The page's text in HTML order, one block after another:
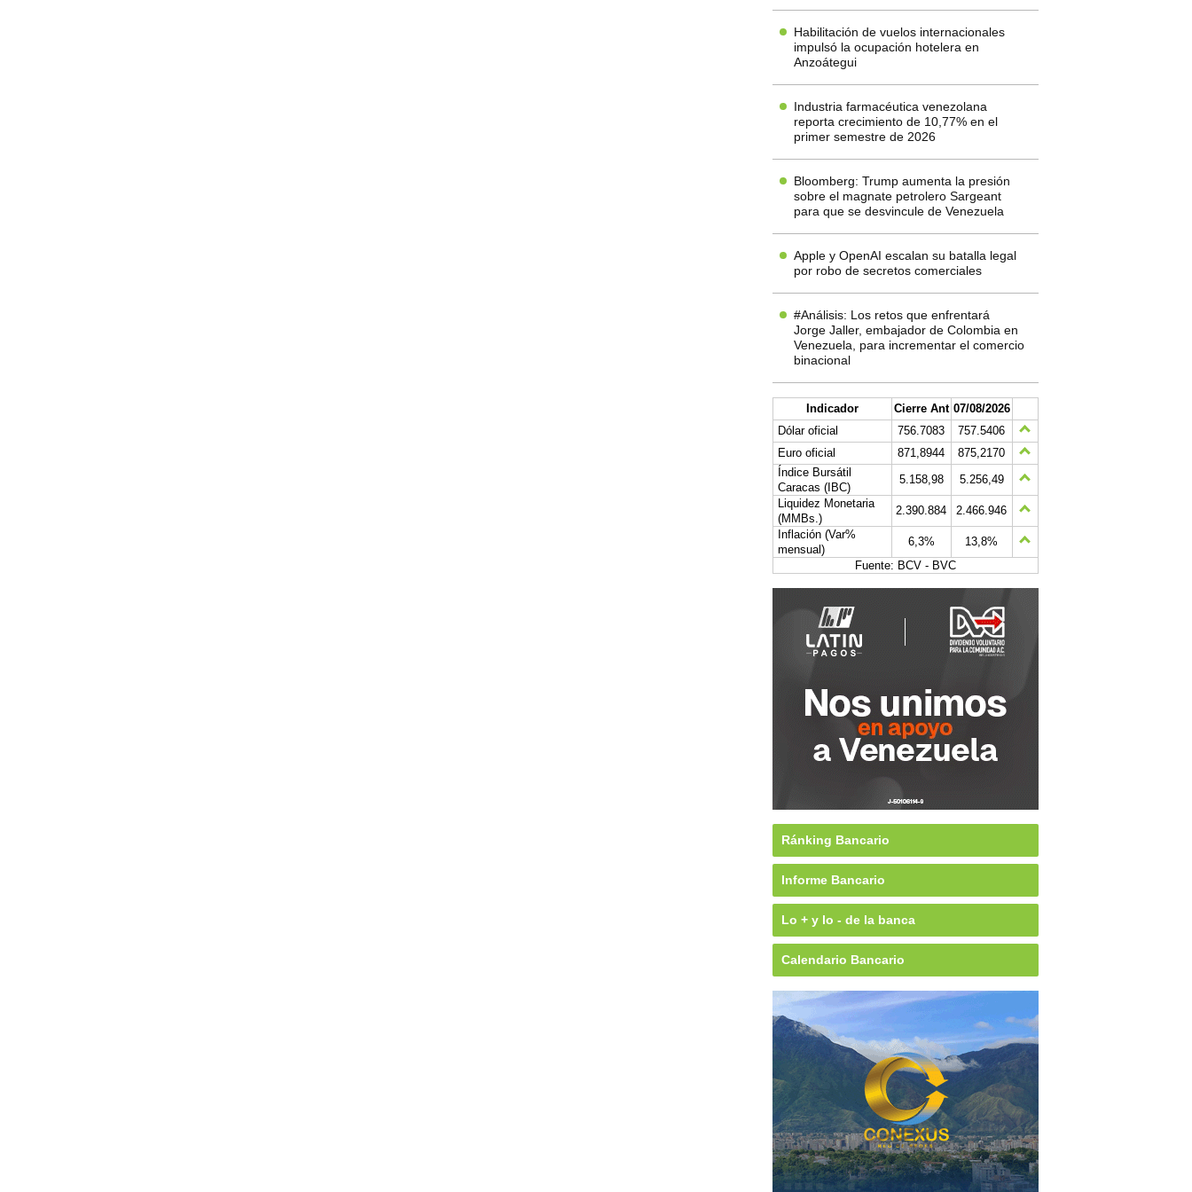
Habilitación de vuelos internacionales
impulsó la ocupación hotelera en
Anzoátegui
Industria farmacéutica venezolana
reporta crecimiento de 10,77% en el
primer semestre de 2026
Bloomberg: Trump aumenta la presión
sobre el magnate petrolero Sargeant
para que se desvincule de Venezuela
Apple y OpenAI escalan su batalla legal
por robo de secretos comerciales
#Análisis: Los retos que enfrentará
Jorge Jaller, embajador de Colombia en
Venezuela, para incrementar el comercio
binacional
Indicador Cierre Ant 07/08/2026
Dólar oficial
756.7083
757.5406
Euro oficial
871,8944
875,2170
Índice Bursátil
Caracas (IBC)
5.158,98
5.256,49
Liquidez Monetaria
(MMBs.)
2.390.884
2.466.946
Inflación (Var%
mensual)
6,3%
13,8%
Fuente: BCV - BVC
Ránking Bancario
Informe Bancario
Lo + y lo - de la banca
Calendario Bancario